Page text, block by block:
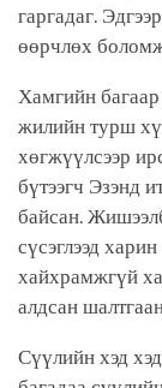
гаргадаг.
өөрчлөх
Хамгийн
жилийн турш
хөгжүүлсээр
бүтээгч Эзэнд
байсан.
сүсэглээд
хайхрамжгүй
алдсан
Сүүлийн хэд